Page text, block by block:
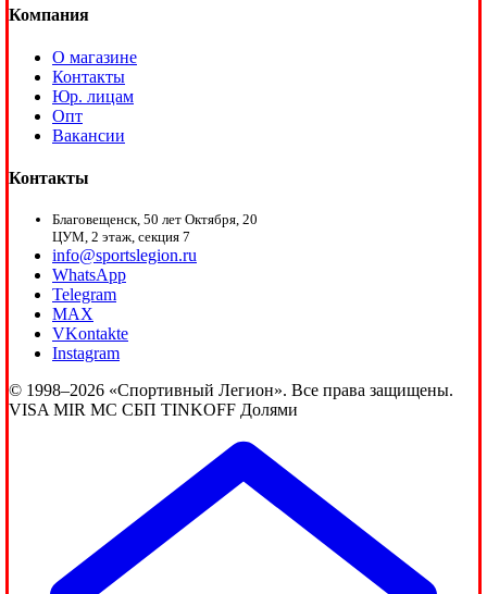
Компания
О магазине
Контакты
Юр. лицам
Опт
Вакансии
Контакты
Благовещенск, 50 лет Октября, 20
ЦУМ, 2 этаж, секция 7
info@sportslegion.ru
WhatsApp
Telegram
MAX
VKontakte
Instagram
© 1998–2026 «Спортивный Легион». Все права защищены.
VISA MIR MC СБП TINKOFF Долями